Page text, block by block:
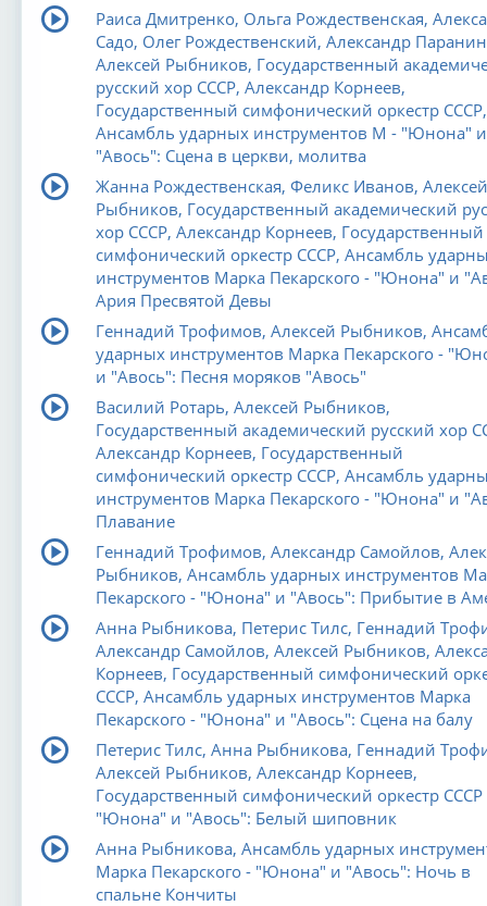
Раиса Дмитренко, Ольга Рождественская,
Садо, Олег Рождественский, Александр
Алексей Рыбников, Государственный
русский хор СССР, Александр Корнеев,
Государственный симфонический оркестр СССР,
Ансамбль ударных инструментов М - "Юнона" и
"Авось": Сцена в церкви, молитва
Жанна Рождественская, Феликс Иванов, Алексей
Рыбников, Государственный академический
хор СССР, Александр Корнеев, Государственный
симфонический оркестр СССР, Ансамбль
инструментов Марка Пекарского - "Юнона" и
Ария Пресвятой Девы
Геннадий Трофимов, Алексей Рыбников,
ударных инструментов Марка Пекарского -
и "Авось": Песня моряков "Авось"
Василий Ротарь, Алексей Рыбников,
Государственный академический русский хор
Александр Корнеев, Государственный
симфонический оркестр СССР, Ансамбль
инструментов Марка Пекарского - "Юнона" и
Плавание
Геннадий Трофимов, Александр Самойлов,
Рыбников, Ансамбль ударных инструментов
Пекарского - "Юнона" и "Авось": Прибытие в
Анна Рыбникова, Петерис Тилс, Геннадий
Александр Самойлов, Алексей Рыбников,
Корнеев, Государственный симфонический
СССР, Ансамбль ударных инструментов Марка
Пекарского - "Юнона" и "Авось": Сцена на балу
Петерис Тилс, Анна Рыбникова, Геннадий
Алексей Рыбников, Александр Корнеев,
Государственный симфонический оркестр СССР
"Юнона" и "Авось": Белый шиповник
Анна Рыбникова, Ансамбль ударных
Марка Пекарского - "Юнона" и "Авось": Ночь в
спальне Кончиты